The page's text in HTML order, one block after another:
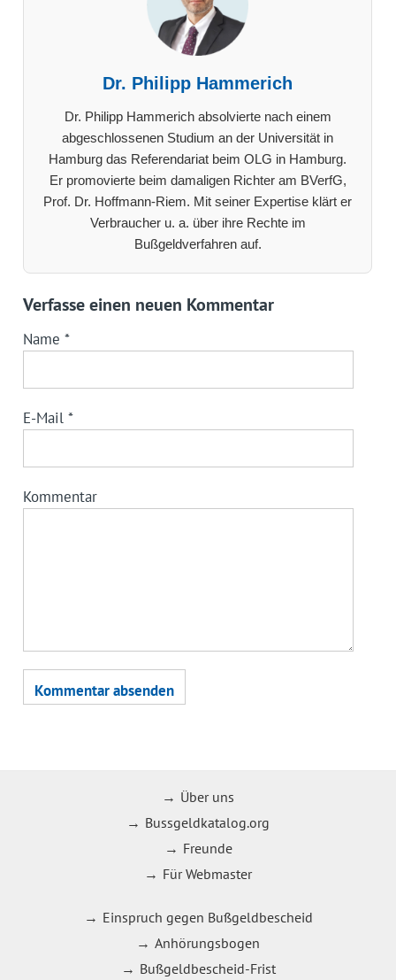
Dr. Philipp Hammerich
Dr. Philipp Hammerich absolvierte nach einem
abgeschlossenen Studium an der Universität in
Hamburg das Referendariat beim OLG in Hamburg.
Er promovierte beim damaligen Richter am BVerfG,
Prof. Dr. Hoffmann-Riem. Mit seiner Expertise klärt er
Verbraucher u. a. über ihre Rechte im
Bußgeldverfahren auf.
Verfasse einen neuen Kommentar
Name *
E-Mail *
Kommentar
Über uns
Bussgeldkatalog.org
Freunde
Für Webmaster
Einspruch gegen Bußgeldbescheid
Anhörungsbogen
Bußgeldbescheid-Frist